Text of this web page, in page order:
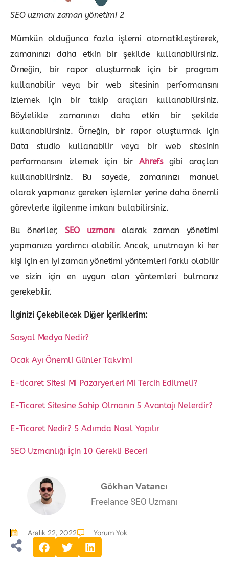
SEO uzmanı zaman yönetimi 2
Mümkün olduğunca fazla işlemi otomatikleştirerek,
zamanınızı daha etkin bir şekilde kullanabilirsiniz.
Örneğin, bir rapor oluşturmak için bir program
kullanabilir veya bir web sitesinin performansını
izlemek için bir takip araçları kullanabilirsiniz.
Böylelikle zamanınızı daha etkin bir şekilde
kullanabilirsiniz. Örneğin, bir rapor oluşturmak için
Data studio kullanabilir veya bir web sitesinin
performansını izlemek için birAhrefs
gibi araçları
kullanabilirsiniz. Bu sayede, zamanınızı manuel
olarak yapmanız gereken işlemler yerine daha önemli
görevlerle ilgilenme imkanı bulabilirsiniz.
Bu öneriler, SEO uzmanıolarak zaman yönetimi
yapmanıza yardımcı olabilir. Ancak, unutmayın ki her
kişi için en iyi zaman yönetimi yöntemleri farklı olabilir
ve sizin için en uygun olan yöntemleri bulmanız
gerekebilir.
İlginizi Çekebilecek Diğer İçeriklerim:
Sosyal Medya Nedir?
Ocak Ayı Önemli Günler Takvimi
E-ticaret Sitesi Mi Pazaryerleri Mi Tercih Edilmeli?
E-Ticaret Sitesine Sahip Olmanın 5 Avantajı Nelerdir?
E-Ticaret Nedir? 5 Adımda Nasıl Yapılır
SEO Uzmanlığı İçin 10 Gerekli Beceri
Gökhan Vatancı
Freelance SEO Uzmanı
Aralık 22, 2022 Yorum Yok